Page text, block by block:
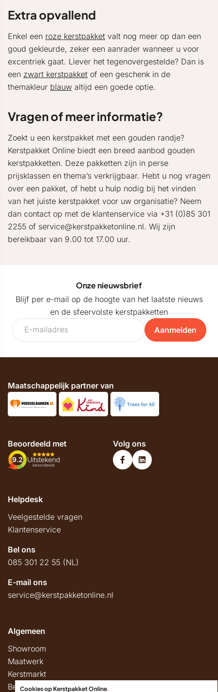
Extra opvallend
Enkel een roze kerstpakket valt nog meer op dan een
goud gekleurde, zeker een aanrader wanneer u voor
excentriek gaat. Liever het tegenovergestelde? Dan is
een zwart kerstpakket of een geschenk in de
themakleur blauw altijd een goede optie.
Vragen of meer informatie?
Zoekt u een kerstpakket met een gouden randje?
Kerstpakket Online biedt een breed aanbod gouden
kerstpakketten. Deze pakketten zijn in perse
prijsklassen en thema’s verkrijgbaar. Hebt u nog vragen
over een pakket, of hebt u hulp nodig bij het vinden
van het juiste kerstpakket voor uw organisatie? Neem
dan contact op met de klantenservice via +31 (0)85 301
2255 of service@kerstpakketonline.nl. Wij zijn
bereikbaar van 9.00 tot 17.00 uur.
Onze nieuwsbrief
Blijf per e-mail op de hoogte van het laatste nieuws
en de sfeervolste kerstpakketten
Aanmelden
Maatschappelijk partner van
Beoordeeld met
9.2 Uitstekend
beoordeeld
Volg ons
Helpdesk
Veelgestelde vragen
Klantenservice
Bel ons
085 301 22 55 (NL)
E-mail ons
service@kerstpakketonline.nl
Algemeen
Showroom
Maatwerk
Kerstmarkt
Belastingregels
Cookies op Kerstpakket Online.